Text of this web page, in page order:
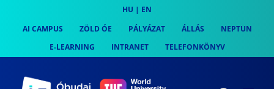
content
HU | EN
AI CAMPUS
ZÖLD ÓE PÁLYÁZAT ÁLLÁS
NEPTUN
E-LEARNING
INTRANET TELEFONKÖNYV